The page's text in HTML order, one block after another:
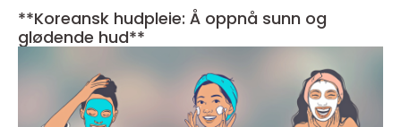
**Koreansk hudpleie: Å oppnå sunn og
glødende hud**